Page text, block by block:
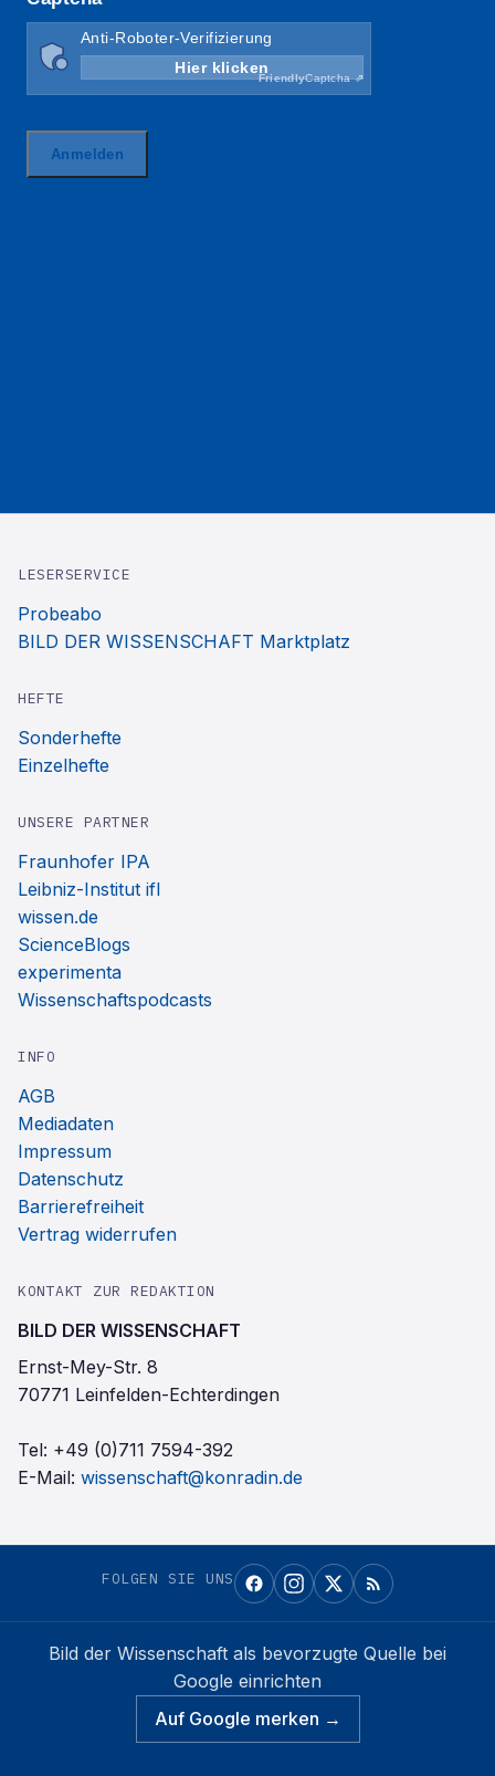
LESERSERVICE
Probeabo
BILD DER WISSENSCHAFT Marktplatz
HEFTE
Sonderhefte
Einzelhefte
UNSERE PARTNER
Fraunhofer IPA
Leibniz-Institut ifl
wissen.de
ScienceBlogs
experimenta
Wissenschaftspodcasts
INFO
AGB
Mediadaten
Impressum
Datenschutz
Barrierefreiheit
Vertrag widerrufen
KONTAKT ZUR REDAKTION
BILD DER WISSENSCHAFT
Ernst-Mey-Str. 8
70771 Leinfelden-Echterdingen
Tel: +49 (0)711 7594-392
E-Mail: wissenschaft@konradin.de
FOLGEN SIE UNS
Bild der Wissenschaft als bevorzugte Quelle bei
Google einrichten
Auf Google merken →